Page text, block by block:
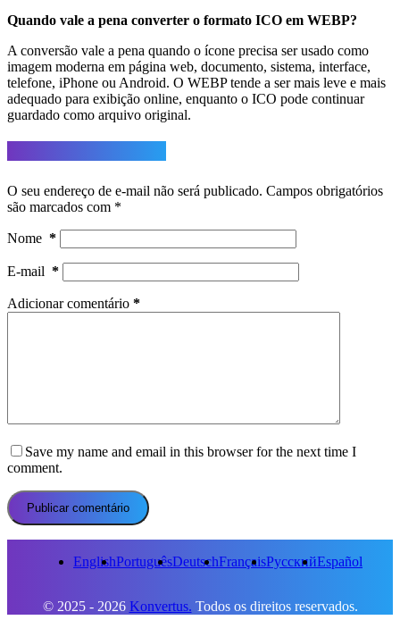
Quando vale a pena converter o formato ICO em WEBP?
A conversão vale a pena quando o ícone precisa ser usado como
imagem moderna em página web, documento, sistema, interface,
telefone, iPhone ou Android. O WEBP tende a ser mais leve e mais
adequado para exibição online, enquanto o ICO pode continuar
guardado como arquivo original.
O seu endereço de e-mail não será publicado. Campos obrigatórios
são marcados com *
Nome *
E-mail *
Adicionar comentário *
Save my name and email in this browser for the next time I
comment.
Publicar comentário
EnglishPortuguêsDeutschFrançaisРусскийEspañol
© 2025 - 2026 Konvertus. Todos os direitos reservados.